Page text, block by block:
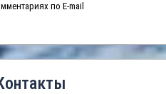
по E-mail